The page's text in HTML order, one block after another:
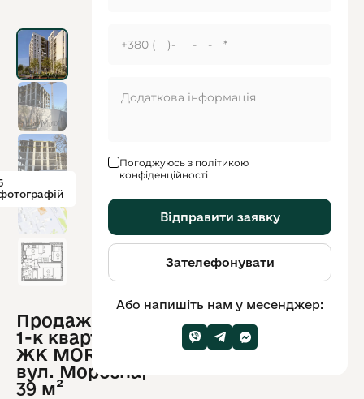
Продаж смарт
1-к квартири
ЖК MORO |
вул. Морозна|
39 м²
обʼєкту:
12589
Погоджуюсь з політикою
конфіденційності
Відправити заявку
Зателефонувати
Або напишіть нам у месенджер: